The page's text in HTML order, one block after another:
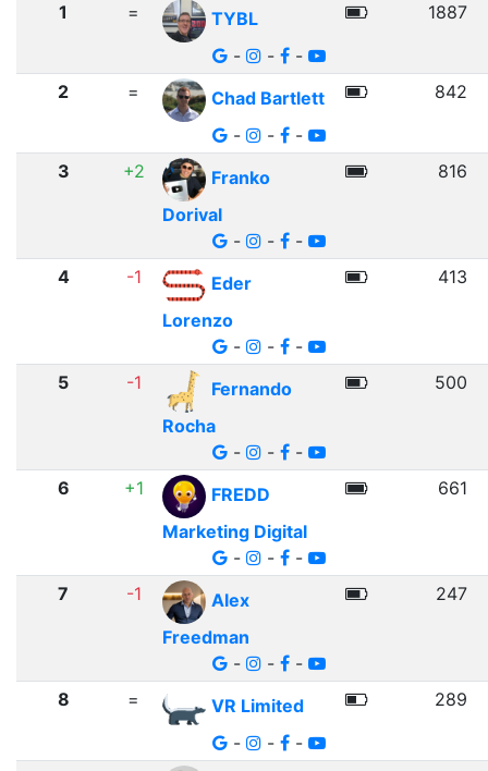
1
=
TYBL
-
- -
1887
2 =
Chad Bartlett
-
- -
842
3 +2
Franko
Dorival
-
- -
816
4 -1
Eder
Lorenzo
-
- -
413
5 -1
Fernando
Rocha
-
- -
500
6 +1
FREDD
Marketing Digital
-
- -
661
7 -1
Alex
Freedman
-
- -
247
8 =
VR Limited
-
- -
289